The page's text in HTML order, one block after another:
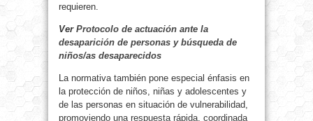
requieren.
Ver Protocolo de actuación ante la
desaparición de personas y búsqueda de
niños/as desaparecidos
La normativa también pone especial énfasis en
la protección de niños, niñas y adolescentes y
de las personas en situación de vulnerabilidad,
promoviendo una respuesta rápida, coordinada